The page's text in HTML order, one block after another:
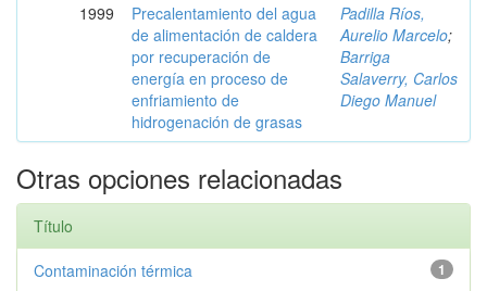
1999
Precalentamiento del agua
de alimentación de caldera
por recuperación de
energía en proceso de
enfriamiento de
hidrogenación de grasas
Padilla Ríos,
Aurelio Marcelo;
Barriga
Salaverry, Carlos
Diego Manuel
Otras opciones relacionadas
Título
1
Contaminación térmica